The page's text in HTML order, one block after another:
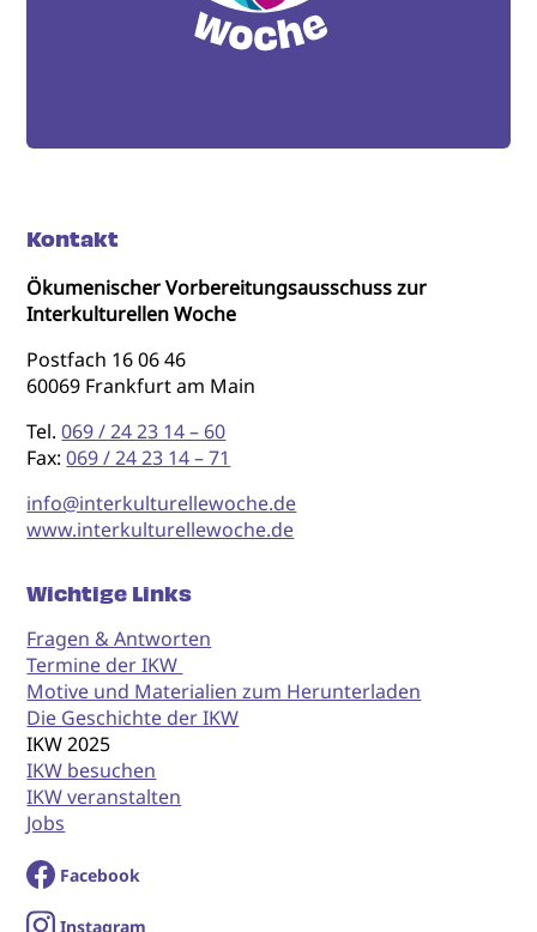
Kontakt
Ökumenischer Vorbereitungsausschuss zur
Interkulturellen Woche
Postfach 16 06 46
60069 Frankfurt am Main
Tel.069 / 24 23 14 – 60
Fax:069 / 24 23 14 – 71
info@interkulturellewoche.de
www.interkulturellewoche.de
Wichtige Links
Fragen & Antworten
Termine der IKW
Motive und Materialien zum Herunterladen
Die Geschichte der IKW
IKW 2025
IKW besuchen
IKW veranstalten
Jobs
Facebook
Instagram